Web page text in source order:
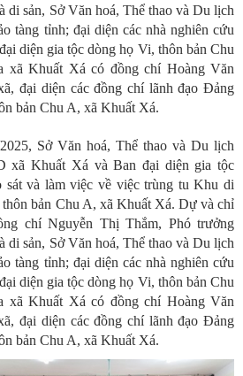
di sản, Sở Văn hoá, Thể thao và Du lịch
tàng tỉnh; đại diện các nhà nghiên cứu
diện gia tộc dòng họ Vi, thôn bản Chu
xã Khuất Xá có đồng chí Hoàng Văn
đại diện các đồng chí lãnh đạo Đảng
bản Chu A, xã Khuất Xá.
Sở Văn hoá, Thể thao và Du lịch
xã Khuất Xá và Ban đại diện gia tộc
và làm việc về việc trùng tu Khu di
bản Chu A, xã Khuất Xá. Dự và chỉ
chí Nguyễn Thị Thắm, Phó trưởng
di sản, Sở Văn hoá, Thể thao và Du lịch
tàng tỉnh; đại diện các nhà nghiên cứu
diện gia tộc dòng họ Vi, thôn bản Chu
xã Khuất Xá có đồng chí Hoàng Văn
đại diện các đồng chí lãnh đạo Đảng
bản Chu A, xã Khuất Xá.